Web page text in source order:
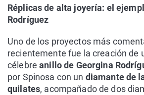
Réplicas de alta joyería: el
Rodríguez
Uno de los proyectos más
recientemente fue la creación de
célebre anillo de Georgina
por Spinosa con un diamante de
quilates, acompañado de dos